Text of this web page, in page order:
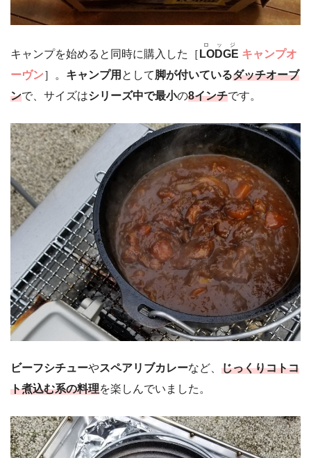
キャンプを始めると同時に購入した［ LODGE
ロッジ
キャンプオ
ーヴン］。 キャンプ用 として脚が付いているダッチオーブ
ンで、サイズはシリーズ中で最小の8インチです。
ビーフシチューやスペアリブカレーなど、 じっくりコトコ
ト煮込む系の料理を楽しんでいました。